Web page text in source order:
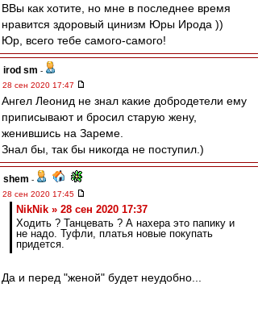
ВВы как хотите, но мне в последнее время
нравится здоровый цинизм Юры Ирода ))
Юр, всего тебе самого-самого!
irod sm -
28 сен 2020 17:47
Ангел Леонид не знал какие добродетели ему
приписывают и бросил старую жену,
женившись на Зареме.
Знал бы, так бы никогда не поступил.)
shem -
28 сен 2020 17:45
NikNik » 28 сен 2020 17:37
Ходить ? Танцевать ? А нахера это папику и
не надо. Туфли, платья новые покупать
придется.
Да и перед "женой" будет неудобно...